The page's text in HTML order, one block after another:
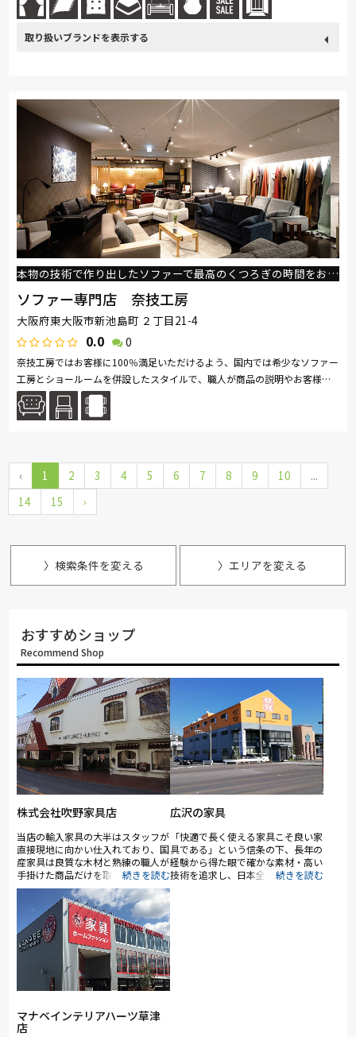
SIMMONS ナガノインテリア 綾野製作所 ドリームベッド
Serta HTLワタリジャパン
イバタインテリア 杉工場
本物の技術で作り出したソファーで最高のくつろぎの時間をお届けします。
ソファー専門店 奈技工房
大阪府東大阪市新池島町 ２丁目21-4
0.0 0
奈技工房ではお客様に100％満足いただけるよう、国内では希少なソファー
工房とショールームを併設したスタイルで、職人が商品の説明やお客様の
ご要望をお伺いするため、自社ショールームでの展示販売を行っておりま...
続きを読む
‹ 1 2 3 4 5 6 7 8 9 10
...
14
15 ›
〉検索条件を変える 〉エリアを変える
おすすめショップ
Recommend Shop
株式会社吹野家具店
当店の輸入家具の大半はスタッフが
直接現地に向かい仕入れており、国
産家具は良質な木材と熟練の職人が
手掛けた商品だけを取り扱っていま
す。
広沢の家具
「快適で長く使える家具こそ良い家
具である」という信条の下、長年の
経験から得た眼で確かな素材・高い
技術を追求し、日本全国から「この
マナベインテリアハーツ草津
店